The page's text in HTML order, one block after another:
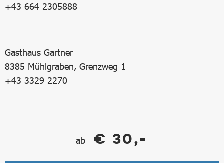
+43 664 2305888
Gasthaus Gartner
8385 Mühlgraben, Grenzweg 1
+43 3329 2270
ab € 30,-